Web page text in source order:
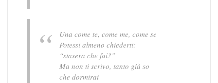
Una come te, come me, come se
Potessi almeno chiederti:
“stasera che fai?”
Ma non ti scrivo, tanto già so
che dormirai